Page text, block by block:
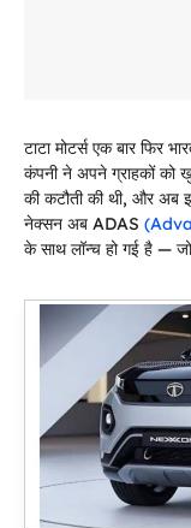
टाटा मोटर्स एक बार फिर
कंपनी ने अपने ग्राहकों
की कटौती की थी, और अब
नेक्सन अब ADAS
के साथ लॉन्च हो गई है — जो